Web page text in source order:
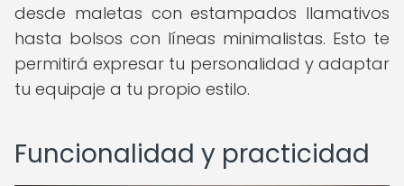
desde maletas con estampados llamativos
hasta bolsos con líneas minimalistas. Esto te
permitirá expresar tu personalidad y adaptar
tu equipaje a tu propio estilo.
Funcionalidad y practicidad